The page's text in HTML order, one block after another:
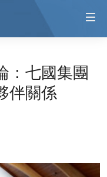
：七國集團
伴關係